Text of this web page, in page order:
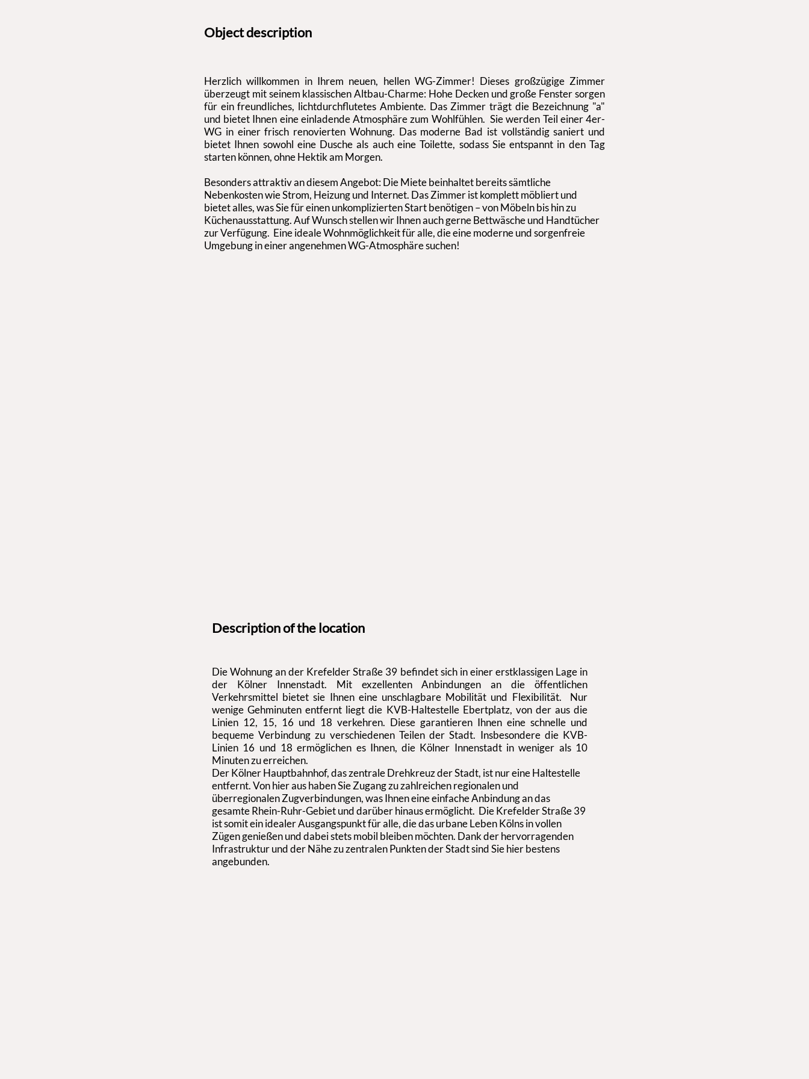
Object description
Herzlich willkommen in Ihrem neuen, hellen WG-Zimmer! Dieses großzügige Zimmer
überzeugt mit seinem klassischen Altbau-Charme: Hohe Decken und große Fenster sorgen
für ein freundliches, lichtdurchflutetes Ambiente. Das Zimmer trägt die Bezeichnung "a"
und bietet Ihnen eine einladende Atmosphäre zum Wohlfühlen. Sie werden Teil einer 4er-
WG in einer frisch renovierten Wohnung. Das moderne Bad ist vollständig saniert und
bietet Ihnen sowohl eine Dusche als auch eine Toilette, sodass Sie entspannt in den Tag
starten können, ohne Hektik am Morgen.
Besonders attraktiv an diesem Angebot: Die Miete beinhaltet bereits sämtliche
Nebenkosten wie Strom, Heizung und Internet. Das Zimmer ist komplett möbliert und
bietet alles, was Sie für einen unkomplizierten Start benötigen – von Möbeln bis hin zu
Küchenausstattung. Auf Wunsch stellen wir Ihnen auch gerne Bettwäsche und Handtücher
zur Verfügung. Eine ideale Wohnmöglichkeit für alle, die eine moderne und sorgenfreie
Umgebung in einer angenehmen WG-Atmosphäre suchen!
Description of the location
Die Wohnung an der Krefelder Straße 39 befindet sich in einer erstklassigen Lage in
der Kölner Innenstadt. Mit exzellenten Anbindungen an die öffentlichen
Verkehrsmittel bietet sie Ihnen eine unschlagbare Mobilität und Flexibilität. Nur
wenige Gehminuten entfernt liegt die KVB-Haltestelle Ebertplatz, von der aus die
Linien 12, 15, 16 und 18 verkehren. Diese garantieren Ihnen eine schnelle und
bequeme Verbindung zu verschiedenen Teilen der Stadt. Insbesondere die KVB-
Linien 16 und 18 ermöglichen es Ihnen, die Kölner Innenstadt in weniger als 10
Minuten zu erreichen.
Der Kölner Hauptbahnhof, das zentrale Drehkreuz der Stadt, ist nur eine Haltestelle
entfernt. Von hier aus haben Sie Zugang zu zahlreichen regionalen und
überregionalen Zugverbindungen, was Ihnen eine einfache Anbindung an das
gesamte Rhein-Ruhr-Gebiet und darüber hinaus ermöglicht. Die Krefelder Straße 39
ist somit ein idealer Ausgangspunkt für alle, die das urbane Leben Kölns in vollen
Zügen genießen und dabei stets mobil bleiben möchten. Dank der hervorragenden
Infrastruktur und der Nähe zu zentralen Punkten der Stadt sind Sie hier bestens
angebunden.